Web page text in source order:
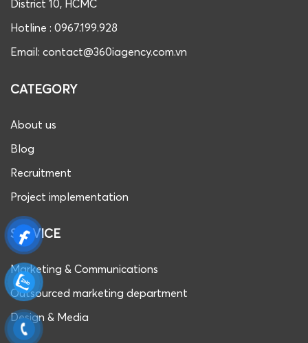
District 10, HCMC
Hotline : 0967.199.928
Email: contact@360iagency.com.vn
CATEGORY
About us
Blog
Recruitment
Project implementation
SERVICE
Marketing & Communications
Outsourced marketing department
Design & Media